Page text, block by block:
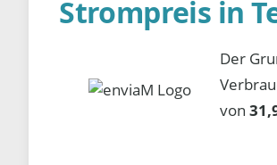
Strompreis in
Der
von